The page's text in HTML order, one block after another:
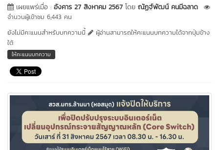
เผยแพร่เมื่อ : อังคาร 27 สิงหาคม 2567 โดย ณัฏฐ์พัฒน์ คนมีฉลาด
จำนวนผู้เข้าชม 6,443 คน
ยังไม่มีคะแนนสำหรับบทความนี้
ผู้อ่านสามารถให้คะแนนบทความได้จากปุ่มข้าง
ใต้
ให้คะแนนบทความ